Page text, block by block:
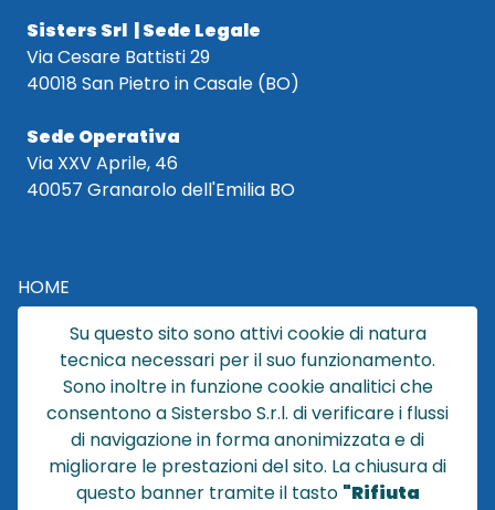
Sisters Srl | Sede Legale
Via Cesare Battisti 29
40018 San Pietro in Casale (BO)
Sede Operativa
Via XXV Aprile, 46
40057 Granarolo dell'Emilia BO
HOME
CATALOGO
CHI SIAMO
NEWS
CONTATTACI
CONDIZIONI DI VENDITA
POLICY PRIVACY
NOTE LEGALI
Su questo sito sono attivi cookie di natura
tecnica necessari per il suo funzionamento.
Sono inoltre in funzione cookie analitici che
consentono a Sistersbo S.r.l. di verificare i flussi
di navigazione in forma anonimizzata e di
migliorare le prestazioni del sito. La chiusura di
questo banner tramite il tasto "Rifiuta